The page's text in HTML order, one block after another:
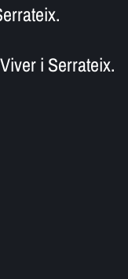
i Serrateix.